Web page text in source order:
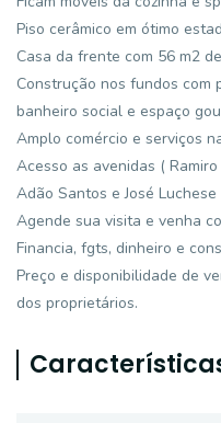
Piso cerâmico em ótimo
Casa da frente com 56 m2
Construção nos fundos com
banheiro social e espaço
Amplo comércio e serviços
Acesso as avenidas (
Adão Santos e José Luchese
Agende sua visita e venha
Financia, fgts, dinheiro e
Preço e disponibilidade de
dos proprietários.